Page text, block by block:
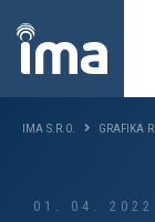
IMA S.R.O. GRAFIKA
01. 04. 2022